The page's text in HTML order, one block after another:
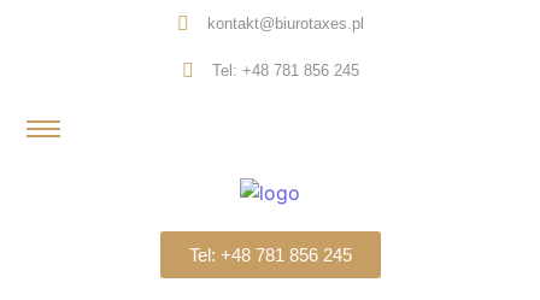
kontakt@biurotaxes.pl
Tel: +48 781 856 245
Tel: +48 781 856 245